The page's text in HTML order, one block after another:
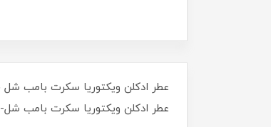
عطر ادکلن ویکتوریا سکرت بامب شل-Victoria Secret Bombshell عطری زنانه و منحصربه فرد است .